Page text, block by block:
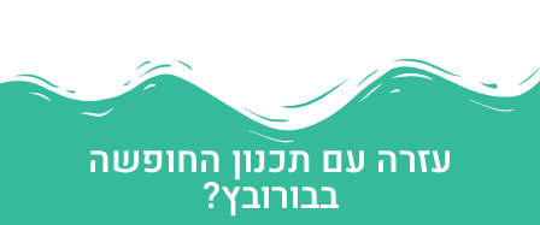
עזרה עם תכנון החופשה
בבורובץ?